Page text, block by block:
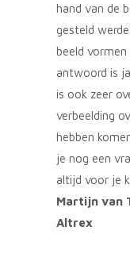
hand van de
gesteld
beeld
antwoord is
is ook zeer
verbeelding
hebben
je nog een
altijd voor je
Martijn van
Altrex